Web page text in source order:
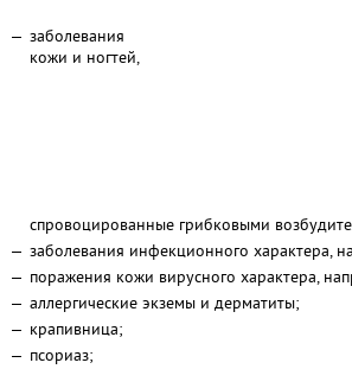
заболевания
кожи и ногтей,
спровоцированные грибковыми
заболевания инфекционного характера,
поражения кожи вирусного характера,
аллергические экземы и дерматиты;
крапивница;
псориаз;